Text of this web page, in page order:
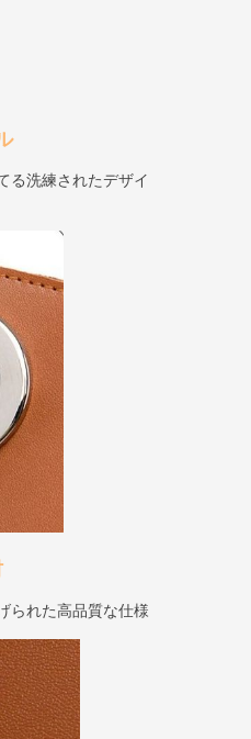
る洗練されたデザイ
られた高品質な仕様